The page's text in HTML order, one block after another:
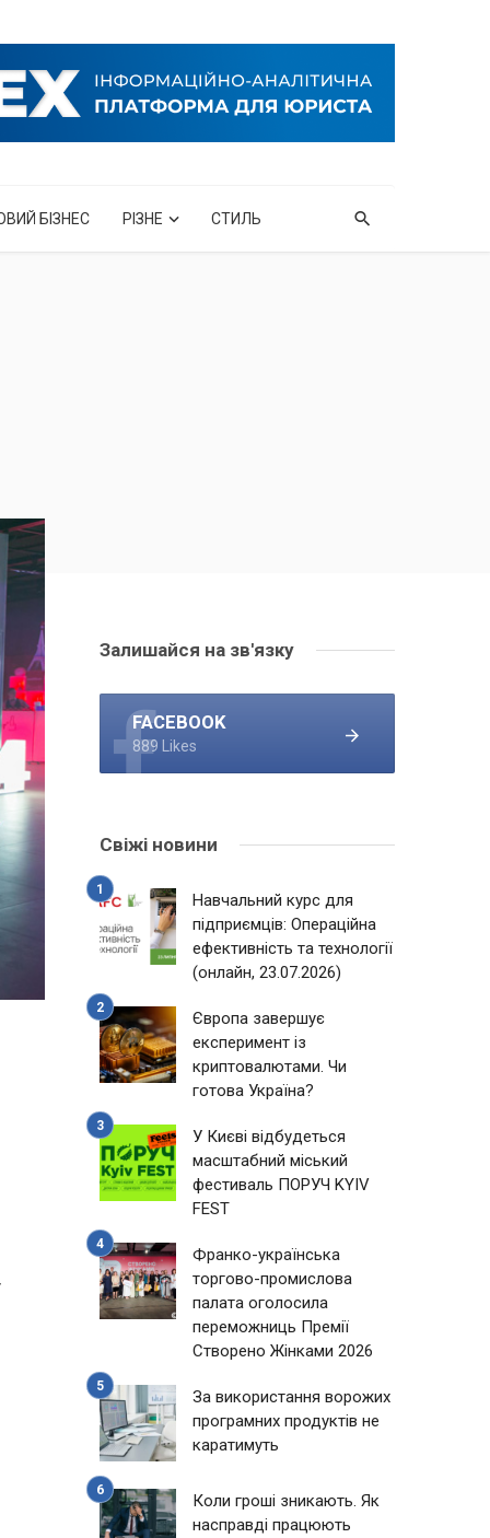
БІЗНЕС РІЗНЕ СТИЛЬ
Залишайся на зв'язку
FACEBOOK
889 Likes
Свіжі новини
Навчальний курс для
підприємців: Операційна
ефективність та технології
(онлайн, 23.07.2026)
Європа завершує
експеримент із
криптовалютами. Чи
готова Україна?
У Києві відбудеться
масштабний міський
фестиваль ПОРУЧ KYIV
FEST
Франко-українська
торгово-промислова
палата оголосила
переможниць Премії
Створено Жінками 2026
За використання ворожих
програмних продуктів не
каратимуть
Коли гроші зникають. Як
насправді працюють